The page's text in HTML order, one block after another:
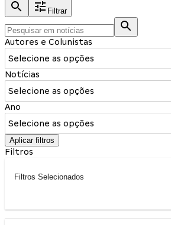
Filtrar
Autores e Colunistas
Selecione as opções
Notícias
Selecione as opções
Ano
Selecione as opções
Aplicar filtros
Filtros
Filtros Selecionados